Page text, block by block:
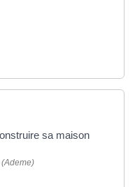
sa maison